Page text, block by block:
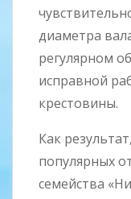
диаметра
регулярном
исправной
крестовины.
Как
популярных
семейства